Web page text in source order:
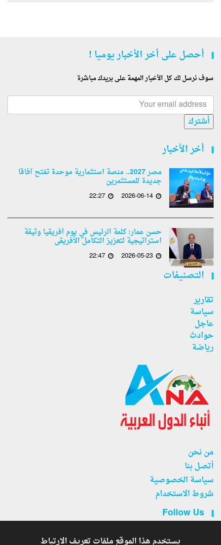
أحصل على أخر الأخبار يوميا !
سوف نرسل لك كل الأخبار المهمة على بريدك مباشرة
أشترك
أخر الأخبار
مصر 2027.. منصة استثمارية موحدة تفتح آفاقًا
جديدة للمستثمرين
2026-06-14
22:27
حسن عمار: كلمة الرئيس في يوم أفريقيا وثيقة
استراتيجية لتعزيز التكامل الأفريقى
2026-05-23
22:47
التصنيفات
تقارير
سياسة
عاجل
حوادث
رياضة
من نحن
أتصل بنا
سياسة الخصوصية
شروط الاستخدام
Follow Us
يستخدم هذا الموقع ملفات تعريف الارتباط